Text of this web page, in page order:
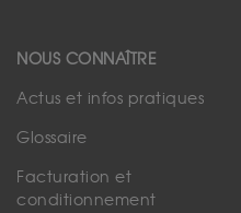
NOUS CONNAÎTRE
Actus et infos pratiques
Glossaire
Facturation et
conditionnement